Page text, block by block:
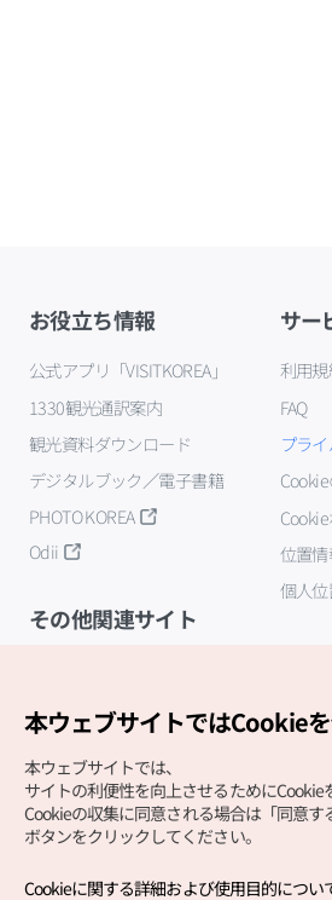
お役立ち情報
公式アプリ「VISITKOREA」
1330観光通訳案内
観光資料ダウンロード
デジタルブック／電子書籍
PHOTO KOREA
Odii
サー
利用
FAQ
プラ
位置
個人
その他関連サイト
本ウェブサイトではCookieを
本ウェブサイトでは、
サイトの利便性を向上させるためにCookie
Cookieの収集に同意される場合は「同意す
ボタンをクリックしてください。
Cookieに関する詳細および使用目的につい